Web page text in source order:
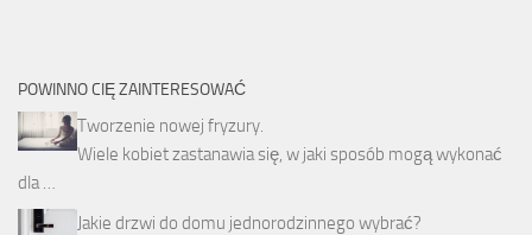
POWINNO CIĘ ZAINTERESOWAĆ
Tworzenie nowej fryzury.
Wiele kobiet zastanawia się, w jaki sposób mogą wykonać
dla …
Jakie drzwi do domu jednorodzinnego wybrać?